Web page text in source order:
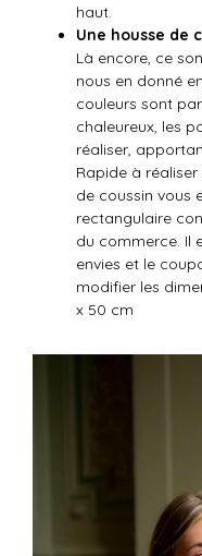
haut.
Une housse de
Là encore, ce
nous en donné
couleurs sont
chaleureux, les
réaliser,
Rapide à
de coussin vous
rectangulaire
du commerce. Il
envies et le
modifier les
x 50 cm